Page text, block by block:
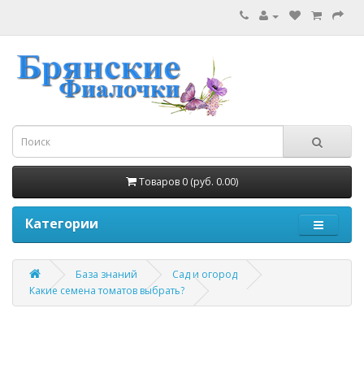
Товаров 0 (руб. 0.00)
Категории
База знаний
Сад и огород
Какие семена томатов выбрать?